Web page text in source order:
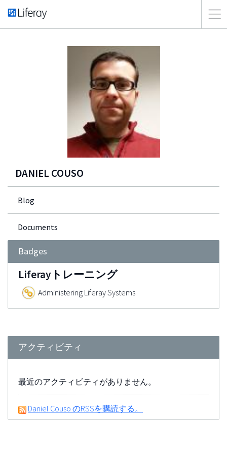
DANIEL COUSO
Blog
Documents
Badges
Liferayトレーニング
Administering Liferay Systems
アクティビティ
最近のアクティビティがありません。
Daniel Couso のRSSを購読する。